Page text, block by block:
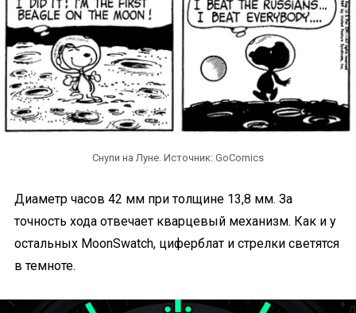
Снупи на Луне. Источник: GoComics
Диаметр часов 42 мм при толщине 13,8 мм. За
точность хода отвечает кварцевый механизм. Как и у
остальных MoonSwatch, циферблат и стрелки светятся
в темноте.